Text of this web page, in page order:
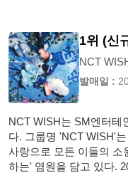
1위 (신
NCT
발매일 :
NCT WISH는 SM엔터테
다. 그룹명 'NCT WISH'
사랑으로 모든 이들의 소
하는' 염원을 담고 있다.